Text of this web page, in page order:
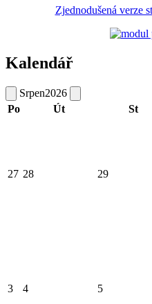
Zjednodušená verze
Kalendář
Srpen2026
Po
Út St
27 28 29
3 4 5